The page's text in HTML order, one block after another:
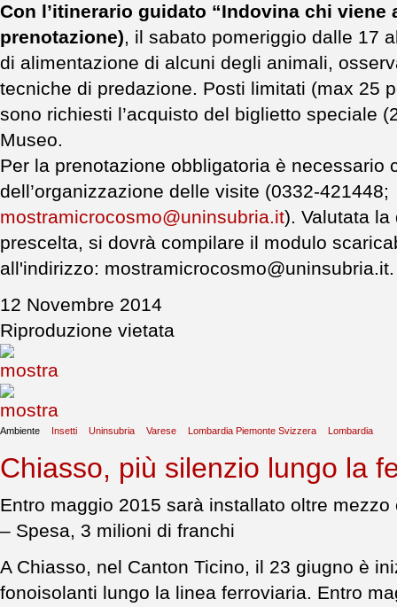
Con l’itinerario guidato “Indovina chi viene
prenotazione), il sabato pomeriggio dalle 17
di alimentazione di alcuni degli animali,
tecniche di predazione. Posti limitati (max 25
sono richiesti l’acquisto del biglietto speciale
Museo.
Per la prenotazione obbligatoria è necessario
dell’organizzazione delle visite (0332-421448;
mostramicrocosmo@uninsubria.it). Valutata
prescelta, si dovrà compilare il modulo
all'indirizzo:
12 Novembre 2014
Riproduzione vietata
Ambiente Insetti Uninsubria Varese Lombardia Piemonte Svizzera Lombardia
Chiasso, più silenzio lungo la
Entro maggio 2015 sarà installato oltre
– Spesa, 3 milioni di franchi
A Chiasso, nel Canton Ticino, il 23 giugno è
fonoisolanti lungo la linea ferroviaria. Entro